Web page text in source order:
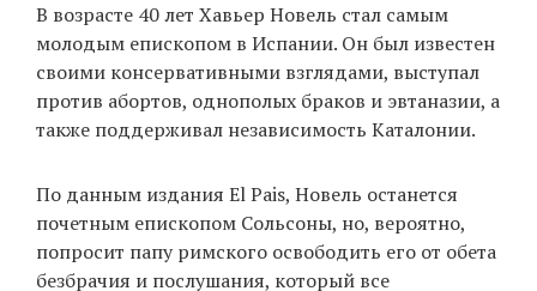
В возрасте 40 лет Хавьер Новель стал самым
молодым епископом в Испании. Он был известен
своими консервативными взглядами, выступал
против абортов, однополых браков и эвтаназии, а
также поддерживал независимость Каталонии.
По данным издания El Pais, Новель останется
почетным епископом Сольсоны, но, вероятно,
попросит папу римского освободить его от обета
безбрачия и послушания, который все